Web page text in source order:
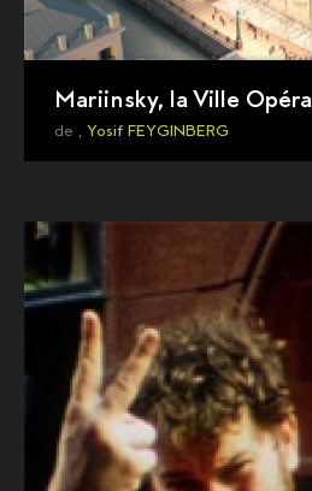
Mariinsky, la Ville Opéra
de , Yosif FEYGINBERG